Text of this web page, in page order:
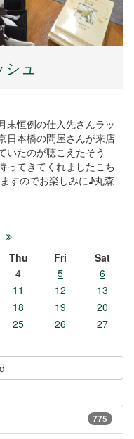
ュ
末恒例の仕入先さんラッ
日本橋の問屋さんが来店
いたのが聴こえたそう
ってきてくれましたこち
すのでお楽しみに♪丸森
Thu Fri
Sat
4 5
6
11 12
13
18 19
20
25 26
27
775